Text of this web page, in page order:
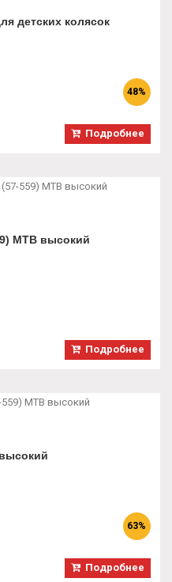
детских колясок
48%
Подробнее
MTB высокий
Подробнее
63%
Подробнее